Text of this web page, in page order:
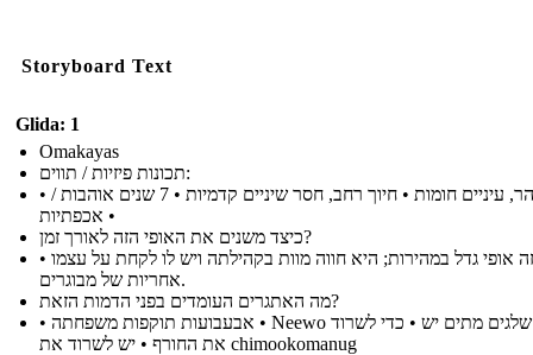
Storyboard Text
Glida: 1
Omakayas
תכונות פיזיות / תווים:
• זוהר, עיניים חומות • חיוך רחב, חסר שיניים קדמיות • 7 שנים אוהבות /
אכפתיות •
כיצד משנים את האופי הזה לאורך זמן?
• זה אופי גדל במהירות; היא חווה מוות בקהילתה ויש לו לקחת על עצמו
אחריות של מבוגרים.
מה האתגרים העומדים בפני הדמות הזאת?
• אבעבועות תוקפות משפחתה • Neewo ועשר שלגים מתים יש • כדי לשרוד
את החורף • יש לשרוד את chimookomanug